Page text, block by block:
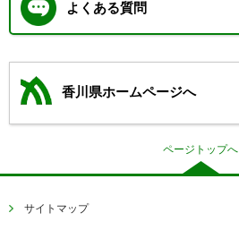
よくある質問
香川県ホームページへ
ページトップへ
サイトマップ